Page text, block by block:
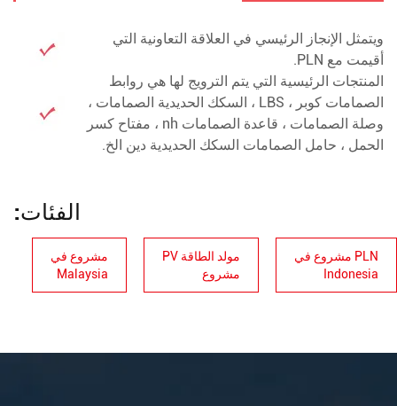
الصمامات hrc مع قاعدة ، وخاصة مفتاح كسر تحميل
socomec ، الذي احتل سوق تبديل كسر الحمل الرئيسي في
إندونيسيا ، والمعروف أيضا باسم سوق LBS.
ويتمثل الإنجاز الرئيسي في العلاقة التعاونية التي
أقيمت مع PLN.
المنتجات الرئيسية التي يتم الترويج لها هي روابط
الصمامات كوبر ، LBS ، السكك الحديدية الصمامات ،
وصلة الصمامات ، قاعدة الصمامات nh ، مفتاح كسر
الحمل ، حامل الصمامات السكك الحديدية دين الخ.
الفئات:
PLN مشروع في
Indonesia
مولد الطاقة PV
مشروع
مشروع في
Malaysia